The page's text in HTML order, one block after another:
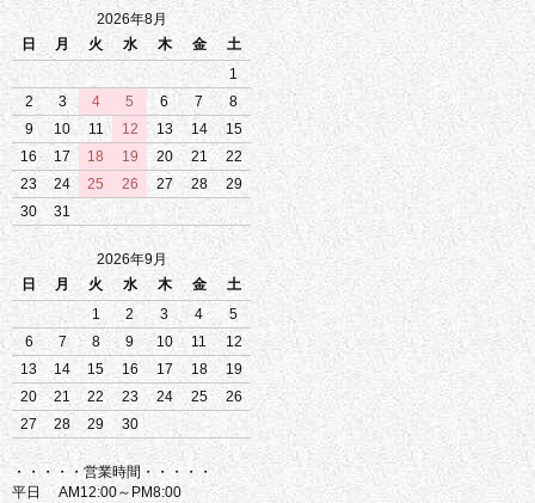
2026年8月
日
月 火 水 木 金
土
1
2
3 4 5 6 7
8
9
10 11 12 13 14
15
16
17 18 19 20 21
22
23
24 25 26 27 28
29
30
31
2026年9月
日
月 火 水 木 金
土
1
2 3 4
5
6
7 8 9 10 11
12
13
14 15 16 17 18
19
20
21 22 23 24 25
26
27
28 29 30
・・・・・営業時間・・・・・
平日 AM12:00～PM8:00